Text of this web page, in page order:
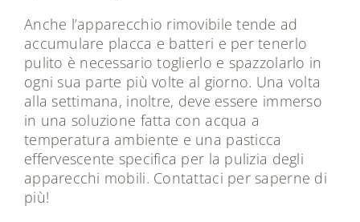
Anche l’apparecchio rimovibile tende ad
accumulare placca e batteri e per tenerlo
pulito è necessario toglierlo e spazzolarlo in
ogni sua parte più volte al giorno. Una volta
alla settimana, inoltre, deve essere immerso
in una soluzione fatta con acqua a
temperatura ambiente e una pasticca
effervescente specifica per la pulizia degli
apparecchi mobili. Contattaci per saperne di
più!